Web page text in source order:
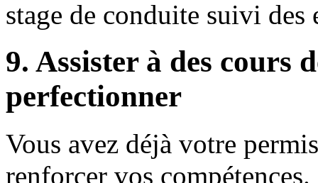
stage de conduite suivi des
9. Assister à des cours
perfectionner
Vous avez déjà votre
renforcer vos